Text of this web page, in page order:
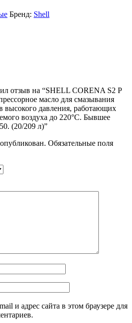
Бренд: Shell
отзыв на “SHELL CORENA S2 P
масло для смазывания
высокого давления, работающих
воздуха до 220°C. Бывшее
(20/209 л)”
Обязательные поля
и адрес сайта в этом браузере для